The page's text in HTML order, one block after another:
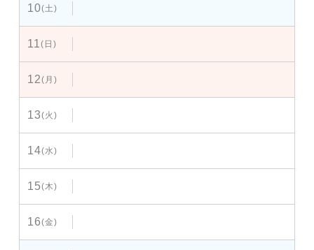
10(土)
11(日)
12(月)
13(火)
14(水)
15(木)
16(金)